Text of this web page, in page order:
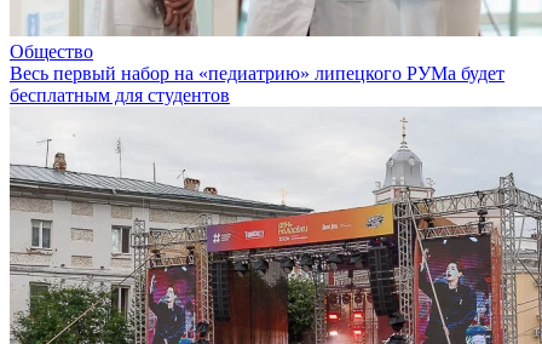
Общество
Весь первый набор на «педиатрию» липецкого РУМа будет
бесплатным для студентов